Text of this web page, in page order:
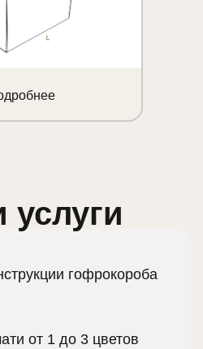
гофрокороба
от 1 до 3 цветов